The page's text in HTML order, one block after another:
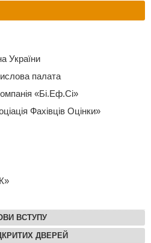
України
палата
«Бі.Еф.Сі»
Фахівців Оцінки»
ВСТУПУ
ДВЕРЕЙ